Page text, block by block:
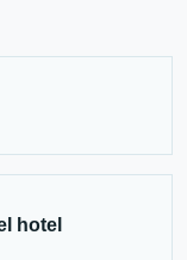
hotel